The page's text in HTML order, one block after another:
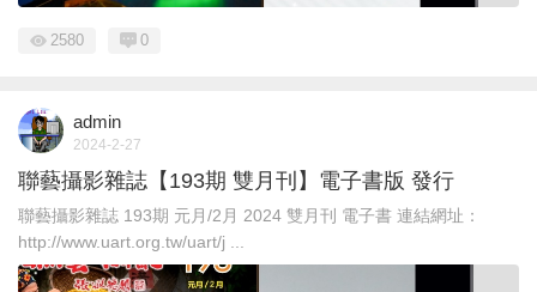
2580 0
admin
2024-2-27
聯藝攝影雜誌【193期 雙月刊】電子書版 發行
聯藝攝影雜誌 193期 元月/2月 2024 雙月刊 電子書 連結網址：
http://www.uart.org.tw/uart/j ...